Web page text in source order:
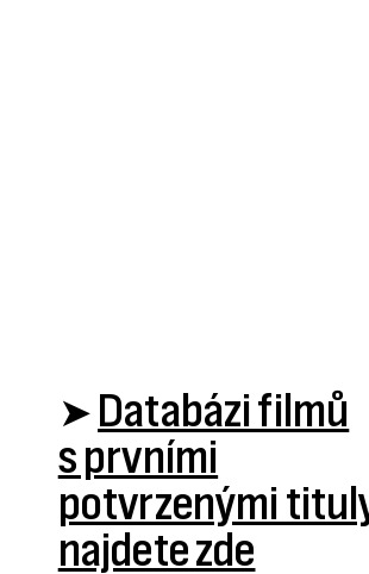
➤ Databázi filmů
s prvními
potvrzenými
najdete zde